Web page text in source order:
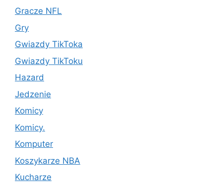
Gracze NFL
Gry
Gwiazdy TikToka
Gwiazdy TikToku
Hazard
Jedzenie
Komicy
Komicy.
Komputer
Koszykarze NBA
Kucharze